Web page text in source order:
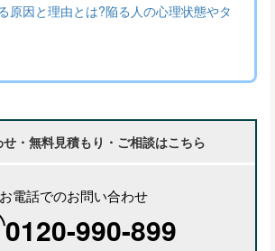
原因と理由とは?陥る人の心理状態やタ
・無料見積もり・ご相談はこちら
お電話でのお問い合わせ
0120-990-899